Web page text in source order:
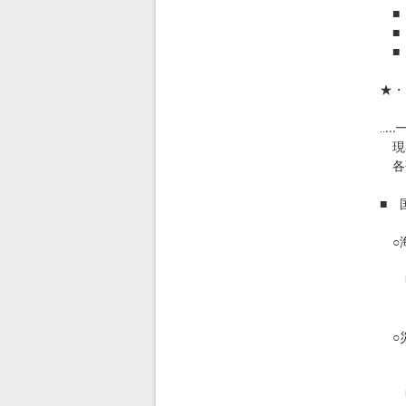
■
■
■
★
現
各
■
○
１
申
○
～
１
申